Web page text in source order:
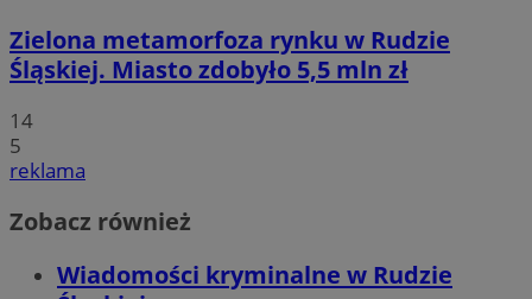
Zielona metamorfoza rynku w Rudzie
Śląskiej. Miasto zdobyło 5,5 mln zł
14
5
reklama
Zobacz również
Wiadomości kryminalne w Rudzie